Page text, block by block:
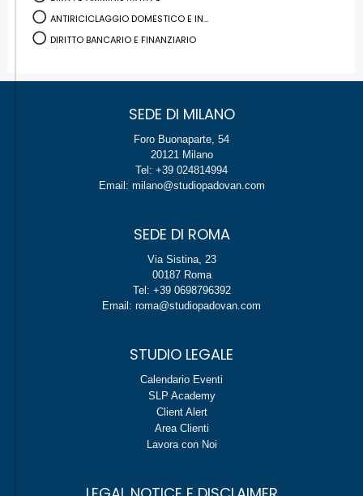
ANTIRICICLAGGIO DOMESTICO E IN...
DIRITTO BANCARIO E FINANZIARIO
SEDE DI MILANO
Foro Buonaparte, 54
20121 Milano
Tel: +39 024814994
Email: milano@studiopadovan.com
SEDE DI ROMA
Via Sistina, 23
00187 Roma
Tel: +39 0698796392
Email: roma@studiopadovan.com
STUDIO LEGALE
Calendario Eventi
SLP Academy
Client Alert
Area Clienti
Lavora con Noi